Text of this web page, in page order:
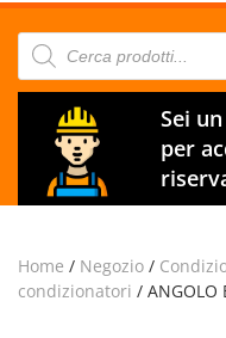
Products
search
Sei
per
Home / Negozio /
condizionatori / ANGOLO